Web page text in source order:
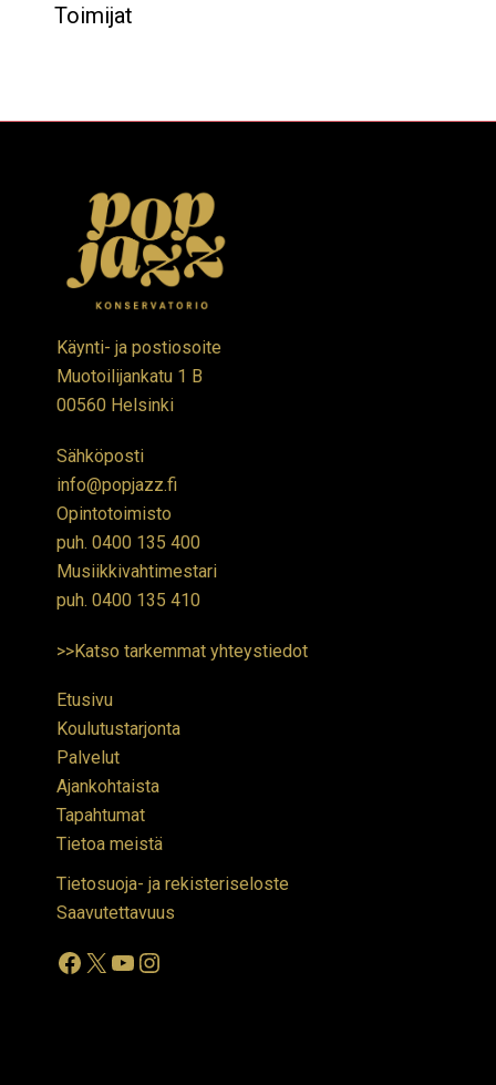
Toimijat
Käynti- ja postiosoite
Muotoilijankatu 1 B
00560 Helsinki
Sähköposti
info@popjazz.fi
Opintotoimisto
puh. 0400 135 400
Musiikkivahtimestari
puh. 0400 135 410
>>Katso tarkemmat yhteystiedot
Etusivu
Koulutustarjonta
Palvelut
Ajankohtaista
Tapahtumat
Tietoa meistä
Tietosuoja- ja rekisteriseloste
Saavutettavuus
Facebook
X YouTube
Instagram